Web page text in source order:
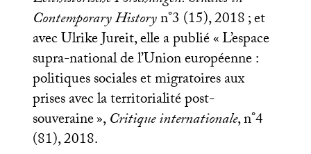
Contemporary Historyn°3 (15), 2018; et
avec Ulrike Jureit, elle a publié «L’espace
supra-national de l’Union européenne :
politiques sociales et migratoires aux
prises avec la territorialité post-
souveraine»,Critique internationale, n°4
(81), 2018.